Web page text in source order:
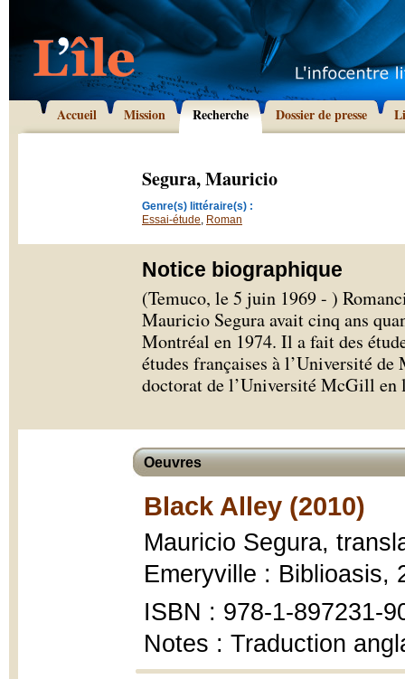
Accueil Mission Recherche Dossier de presse
Segura, Mauricio
Genre(s) littéraire(s) :
Essai-étude, Roman
Notice biographique
(Temuco, le 5 juin 1969 - )
Mauricio Segura avait cinq ans
Montréal en 1974. Il a fait des
études françaises à l’Université
doctorat de l’Université McGill en
Oeuvres
Black Alley (2010)
Mauricio Segura,
Emeryville : Biblioasis,
ISBN : 978-1-897231-
Notes : Traduction